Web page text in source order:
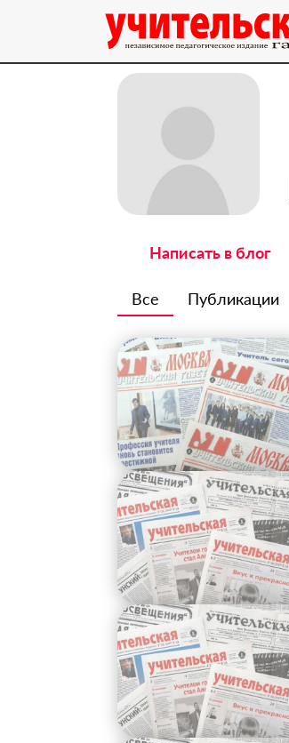
Написать в блог
Все Публикации